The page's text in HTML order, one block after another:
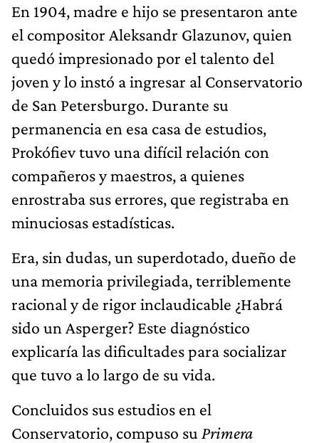
En 1904, madre e hijo se presentaron ante
el compositor Aleksandr Glazunov, quien
quedó impresionado por el talento del
joven y lo instó a ingresar al Conservatorio
de San Petersburgo. Durante su
permanencia en esa casa de estudios,
Prokófiev tuvo una difícil relación con
compañeros y maestros, a quienes
enrostraba sus errores, que registraba en
minuciosas estadísticas.
Era, sin dudas, un superdotado, dueño de
una memoria privilegiada, terriblemente
racional y de rigor inclaudicable ¿Habrá
sido un Asperger? Este diagnóstico
explicaría las dificultades para socializar
que tuvo a lo largo de su vida.
Concluidos sus estudios en el
Conservatorio, compuso su Primera